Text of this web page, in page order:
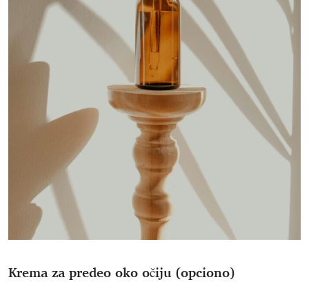
Krema za predeo oko očiju (opciono)